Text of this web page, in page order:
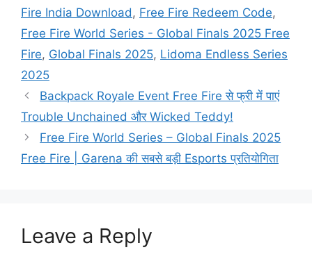
Fire India Download, Free Fire Redeem Code,
Free Fire World Series - Global Finals 2025 Free
Fire, Global Finals 2025, Lidoma Endless Series
2025
Backpack Royale Event Free Fire से फ्री में पाएं
Trouble Unchained और Wicked Teddy!
Free Fire World Series – Global Finals 2025
Free Fire | Garena की सबसे बड़ी Esports प्रतियोगिता
Leave a Reply